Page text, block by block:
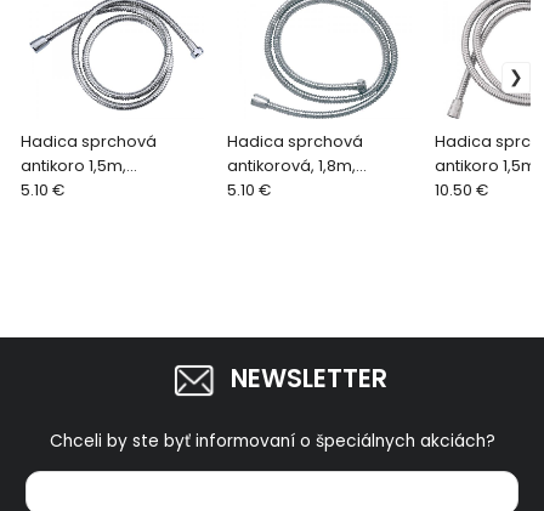
Hadica sprchová
antikoro 1,5m,
dvojzámková, leklý
5.10 €
Hadica sprchová
antikorová, 1,8m,
dvojzámková, lesklý
5.10 €
Hadica
antikoro 1,5m,
10.50 €
NEWSLETTER
Chceli by ste byť informovaní o špeciálnych akciách?